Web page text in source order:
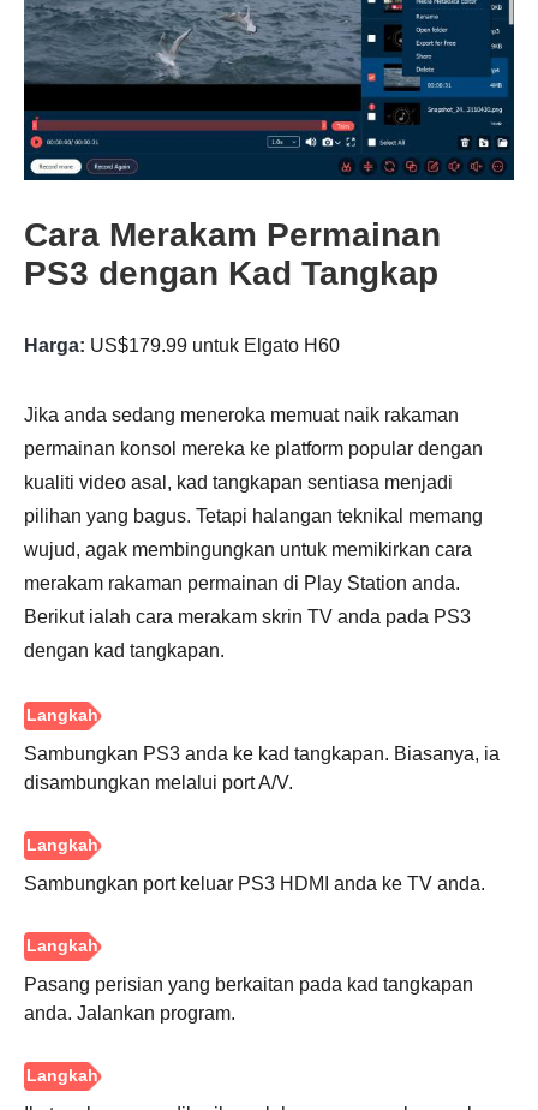
4.
Langkah
5.
Cara Merakam Permainan
PS3 dengan Kad Tangkap
Harga: US$179.99 untuk Elgato H60
Jika anda sedang meneroka memuat naik rakaman
permainan konsol mereka ke platform popular dengan
kualiti video asal, kad tangkapan sentiasa menjadi
pilihan yang bagus. Tetapi halangan teknikal memang
wujud, agak membingungkan untuk memikirkan cara
merakam rakaman permainan di Play Station anda.
Berikut ialah cara merakam skrin TV anda pada PS3
dengan kad tangkapan.
Sambungkan PS3 anda ke kad tangkapan. Biasanya, ia
disambungkan melalui port A/V.
Sambungkan port keluar PS3 HDMI anda ke TV anda.
Pasang perisian yang berkaitan pada kad tangkapan
anda. Jalankan program.